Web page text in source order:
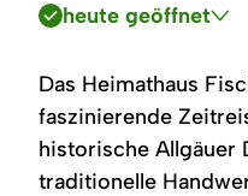
Sommer
Winter
Region
heute geöffnet
Das Heimathaus
faszinierende
historische Allgäuer
traditionelle